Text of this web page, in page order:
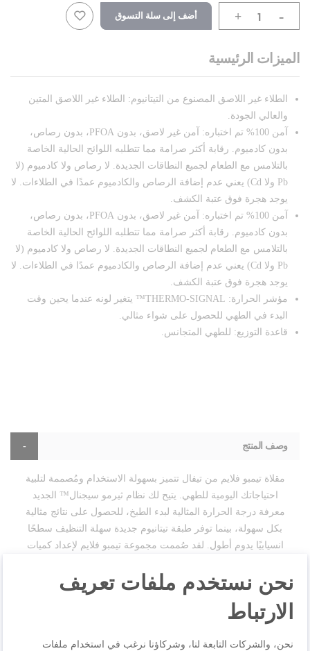
-
+ أضف إلى سلة التسوق
الميزات الرئيسية
الطلاء غير اللاصق المصنوع من التيتانيوم: الطلاء غير اللاصق المتين
والعالي الجودة.
آمن 100% تم اختباره: آمن غير لاصق، بدون PFOA، بدون رصاص،
بدون كادميوم. رقابة أكثر صرامة مما تتطلبه اللوائح الحالية الخاصة
بالتلامس مع الطعام لجميع النطاقات الجديدة. لا رصاص ولا كادميوم (لا
Pb ولا Cd) يعني عدم إضافة الرصاص والكادميوم عمدًا في الطلاءات. لا
يوجد هجرة فوق عتبة الكشف.
آمن 100% تم اختباره: آمن غير لاصق، بدون PFOA، بدون رصاص،
بدون كادميوم. رقابة أكثر صرامة مما تتطلبه اللوائح الحالية الخاصة
بالتلامس مع الطعام لجميع النطاقات الجديدة. لا رصاص ولا كادميوم (لا
Pb ولا Cd) يعني عدم إضافة الرصاص والكادميوم عمدًا في الطلاءات. لا
يوجد هجرة فوق عتبة الكشف.
مؤشر الحرارة: THERMO-SIGNAL™ يتغير لونه عندما يحين وقت
البدء في الطهي للحصول على شواء مثالي.
قاعدة التوزيع: للطهي المتجانس.
وصف المنتج
مقلاة تيمبو فلايم من تيفال تتميز بسهولة الاستخدام ومُصممة لتلبية
احتياجاتك اليومية للطهي. يتيح لك نظام ثيرمو سيجنال™ الجديد
معرفة درجة الحرارة المثالية لبدء الطبخ، للحصول على نتائج مثالية
بكل سهولة، بينما توفر طبقة تيتانيوم جديدة سهلة التنظيف سطحًا
انسيابيًا يدوم أطول. لقد صُممت مجموعة تيمبو فلايم لإعداد كميات
الحمل وشكل عميق لإرضاء جميع أفراد العائلة. وهي متوافقة مع
مواقد الغاز والمواقد الكهربائية ومواقد السيراميك. اختيار المقلاة
قادر على إحداث كل الفارق، بدايةً من السمك المقلي مع صوص
الزبدة والليمون (سول مونيير) على طريقة المطاعم، ونهايةً
بشرائح لحم الضلوع المحمرة تحميرًا مثاليًا. استكشف مقلاة
نحن نستخدم ملفات تعريف
الارتباط
نحن، والشركات التابعة لنا، وشركاؤنا نرغب في استخدام ملفات